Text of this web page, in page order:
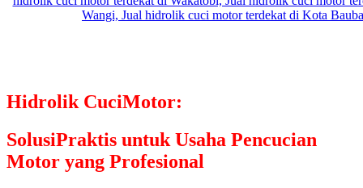
Hidrolik CuciMotor:
SolusiPraktis untuk Usaha Pencucian
Motor yang Profesional